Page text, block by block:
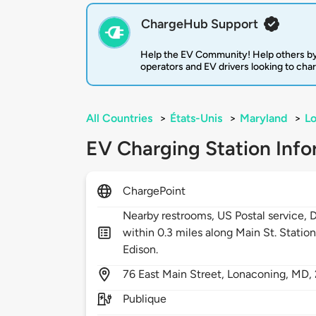
ChargeHub Support
Help the EV Community! Help others
operators and EV drivers looking to
All Countries > États-Unis > Maryland >
EV Charging Station
ChargePoint
Nearby restrooms, US Postal service,
within 0.3 miles along Main St.
Edison.
76 East Main Street, Lonaconing, MD,
Publique